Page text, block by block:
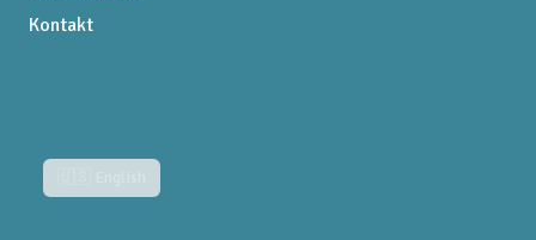
Kontakt